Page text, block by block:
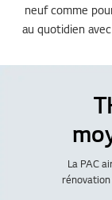
neuf comme
au quotidien
La PAC
rénovation